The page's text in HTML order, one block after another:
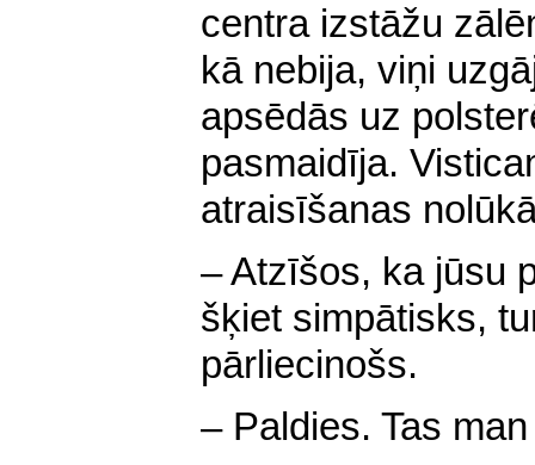
centra izstāžu
kā nebija, viņi
apsēdās uz
pasmaidīja.
atraisīšanas
– Atzīšos, ka jūsu
šķiet simpātisks,
pārliecinošs.
– Paldies. Tas